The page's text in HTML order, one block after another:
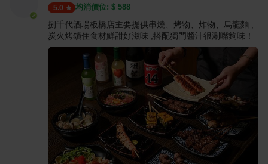
5.0 均消價位: $ 588
捌千代酒場板橋店主要提供串燒、烤物、炸物、烏龍麵 ,
炭火烤鎖住食材鮮甜好滋味 ,搭配獨門醬汁很涮嘴夠味！